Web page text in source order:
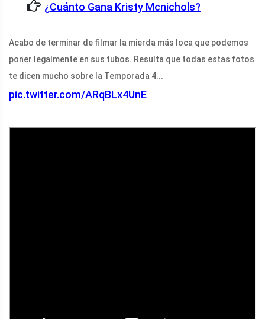
¿Cuánto Gana Kristy Mcnichols?
Acabo de terminar de filmar la mierda más loca que podemos
poner legalmente en sus tubos. Resulta que todas estas fotos
te dicen mucho sobre la Temporada 4...
pic.twitter.com/ARqBLx4UnE